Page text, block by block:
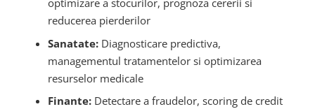
optimizare a stocurilor, prognoza cererii si
reducerea pierderilor
Sanatate:Diagnosticare predictiva,
managementul tratamentelor si optimizarea
resurselor medicale
Finante:Detectare a fraudelor, scoring de credit